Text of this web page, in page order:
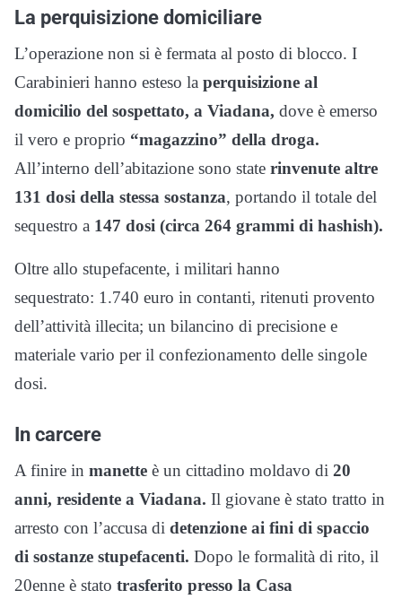
La perquisizione domiciliare
L’operazione non si è fermata al posto di blocco. I
Carabinieri hanno esteso la perquisizione al
domicilio del sospettato, a Viadana, dove è emerso
il vero e proprio “magazzino” della droga.
All’interno dell’abitazione sono state rinvenute altre
131 dosi della stessa sostanza, portando il totale del
sequestro a 147 dosi (circa 264 grammi di hashish).
Oltre allo stupefacente, i militari hanno
sequestrato: 1.740 euro in contanti, ritenuti provento
dell’attività illecita; un bilancino di precisione e
materiale vario per il confezionamento delle singole
dosi.
In carcere
A finire in manette è un cittadino moldavo di 20
anni, residente a Viadana. Il giovane è stato tratto in
arresto con l’accusa di detenzione ai fini di spaccio
di sostanze stupefacenti. Dopo le formalità di rito, il
20enne è stato trasferito presso la Casa